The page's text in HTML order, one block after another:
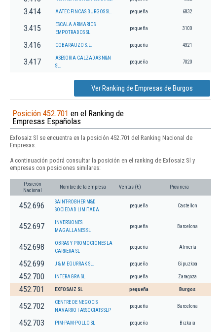
3.414 AATEC FINCAS BURGOS SL. pequeña 6832
3.415
ESCALA ARMARIOS
EMPOTRADOS SL
pequeña 3100
3.416 COBARAUZO S.L. pequeña 4321
3.417
ASESORIA CALZADAS N&N
SL.
pequeña 7020
Ver Ranking de Empresas de Burgos
Posición 452.701 en el Ranking de
Empresas Españolas
Exfosaiz Sl se encuentra en la posición 452.701 del Ranking Nacional de
Empresas.
A continuación podrá consultar la posición en el ranking de Exfosaiz Sl y
empresas con posiciones similares:
Posición
Nacional
Nombre de la empresa Ventas (€) Provincia
452.696
SAINT-ROBHER M&D
SOCIEDAD LIMITADA.
pequeña Castellon
452.697
INVERSIONES
MAGALLANES SL
pequeña Barcelona
452.698
OBRAS Y PROMOCIONES LA
CARRERA SL
pequeña Almería
452.699 J & M EGURRAK SL. pequeña Gipuzkoa
452.700 INTERAGRA SL pequeña Zaragoza
452.701 EXFOSAIZ SL pequeña Burgos
452.702
CENTRE DE NEGOCIS
NAVARRO I ASSOCIATS SLP
pequeña Barcelona
452.703 PIM-PAM-POLLO SL pequeña Bizkaia